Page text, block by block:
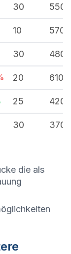
30 550
10 570
30 480
20 610
25 420
30 370
die als